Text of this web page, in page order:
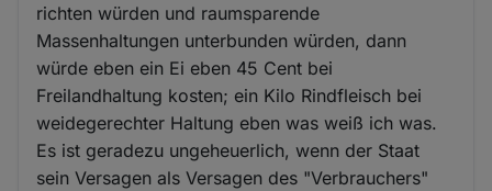
richten würden und raumsparende
Massenhaltungen unterbunden würden, dann
würde eben ein Ei eben 45 Cent bei
Freilandhaltung kosten; ein Kilo Rindfleisch bei
weidegerechter Haltung eben was weiß ich was.
Es ist geradezu ungeheuerlich, wenn der Staat
sein Versagen als Versagen des "Verbrauchers"